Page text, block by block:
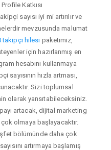
Profile Katkısı
sayısı iyi mi artırılır ve
mevzusunda malumat
takipçi hilesi paketimiz,
için hazırlanmış en
hesabını kullanmaya
sayısının hızla artması,
Sizi toplumsal
olarak yansıtabileceksiniz.
artacak, dijital marketing
olmaya başlayacaktır.
bölümünde daha çok
artırmaya başlamış